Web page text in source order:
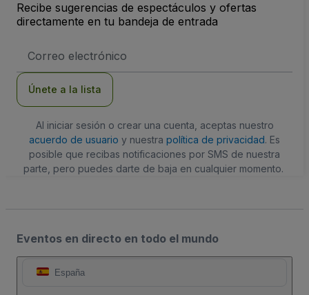
Recibe sugerencias de espectáculos y ofertas
directamente en tu bandeja de entrada
de
Únete a la lista
Al iniciar sesión o crear una cuenta, aceptas nuestro
acuerdo de usuario y nuestra política de privacidad. Es
posible que recibas notificaciones por SMS de nuestra
parte, pero puedes darte de baja en cualquier momento.
Eventos en directo en todo el mundo
España